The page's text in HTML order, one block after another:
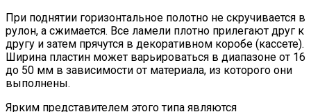
При поднятии горизонтальное полотно не скручивается в
рулон, а сжимается. Все ламели плотно прилегают друг к
другу и затем прячутся в декоративном коробе (кассете).
Ширина пластин может варьироваться в диапазоне от 16
до 50 мм в зависимости от материала, из которого они
выполнены.
Ярким представителем этого типа являются